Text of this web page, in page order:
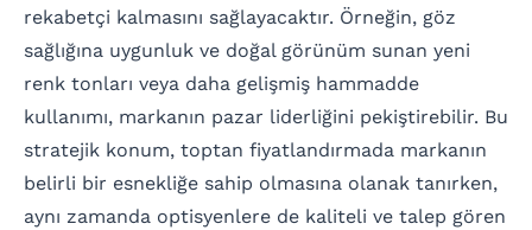
rekabetçi kalmasını sağlayacaktır. Örneğin, göz
sağlığına uygunluk ve doğal görünüm sunan yeni
renk tonları veya daha gelişmiş hammadde
kullanımı, markanın pazar liderliğini pekiştirebilir. Bu
stratejik konum, toptan fiyatlandırmada markanın
belirli bir esnekliğe sahip olmasına olanak tanırken,
aynı zamanda optisyenlere de kaliteli ve talep gören